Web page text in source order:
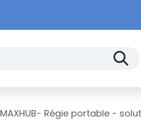
MAXHUB- Régie portable -